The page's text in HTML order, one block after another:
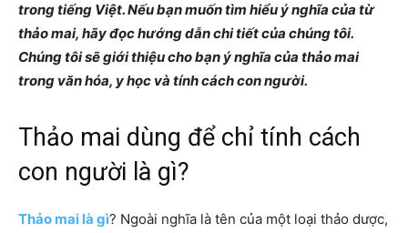
trong tiếng Việt. Nếu bạn muốn tìm hiểu ý nghĩa của từ
thảo mai, hãy đọc hướng dẫn chi tiết của chúng tôi.
Chúng tôi sẽ giới thiệu cho bạn ý nghĩa của thảo mai
trong văn hóa, y học và tính cách con người.
Thảo mai dùng để chỉ tính cách
con người là gì?
Thảo mai là gì? Ngoài nghĩa là tên của một loại thảo dược,